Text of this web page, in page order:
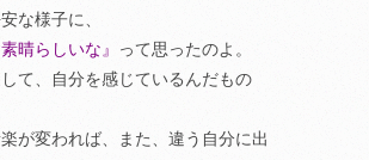
な様子に、
晴らしいな』
って思ったのよ。
て、自分を感じているんだもの
が変われば、また、違う自分に出